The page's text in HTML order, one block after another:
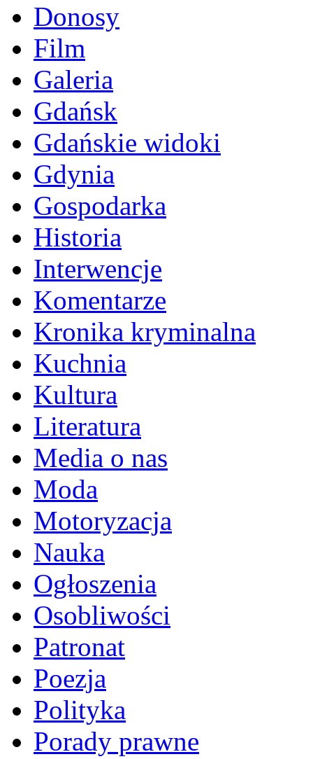
Donosy
Film
Galeria
Gdańsk
Gdańskie widoki
Gdynia
Gospodarka
Historia
Interwencje
Komentarze
Kronika kryminalna
Kuchnia
Kultura
Literatura
Media o nas
Moda
Motoryzacja
Nauka
Ogłoszenia
Osobliwości
Patronat
Poezja
Polityka
Porady prawne